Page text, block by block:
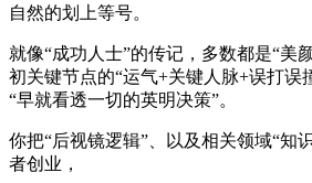
自然的划上等号。
就像“成功人士”的传记，多数都是“美
初关键节点的“运气+关键人脉+误打误
“早就看透一切的英明决策”。
你把“后视镜逻辑”、以及相关领域“知
者创业，